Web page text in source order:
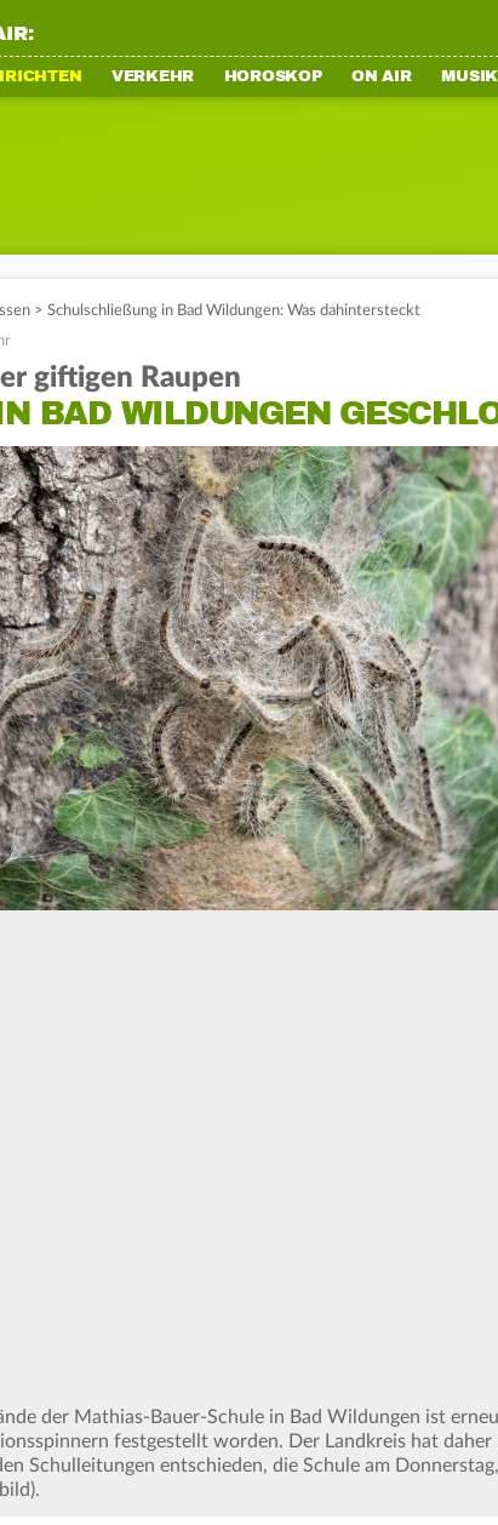
VERKEHR HOROSKOP ON AIR MUSIK
> Schulschließung in Bad Wildungen: Was dahintersteckt
giftigen Raupen
BAD WILDUNGEN
der Mathias-Bauer-Schule in Bad Wildungen ist
festgestellt worden. Der Landkreis hat daher
Schulleitungen entschieden, die Schule am